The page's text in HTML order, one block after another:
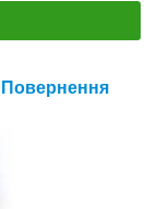
Повернення